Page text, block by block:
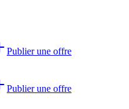
Publier une offre
Publier une offre